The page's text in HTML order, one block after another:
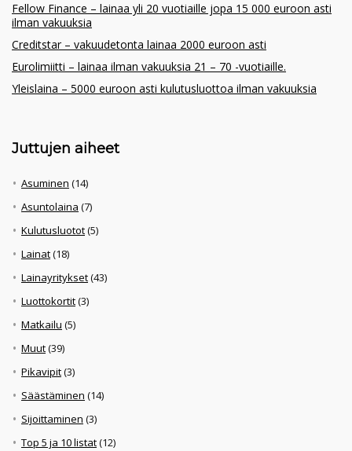
Fellow Finance – lainaa yli 20 vuotiaille jopa 15 000 euroon asti
ilman vakuuksia
Creditstar – vakuudetonta lainaa 2000 euroon asti
Eurolimiitti – lainaa ilman vakuuksia 21 – 70 -vuotiaille.
Yleislaina – 5000 euroon asti kulutusluottoa ilman vakuuksia
Juttujen aiheet
Asuminen (14)
Asuntolaina (7)
Kulutusluotot(5)
Lainat(18)
Lainayritykset(43)
Luottokortit(3)
Matkailu (5)
Muut(39)
Pikavipit(3)
Säästäminen (14)
Sijoittaminen (3)
Top 5 ja 10 listat(12)